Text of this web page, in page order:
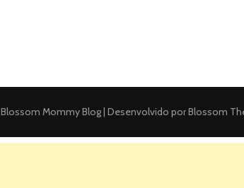
Blossom Mommy Blog | Desenvolvido porBlossom